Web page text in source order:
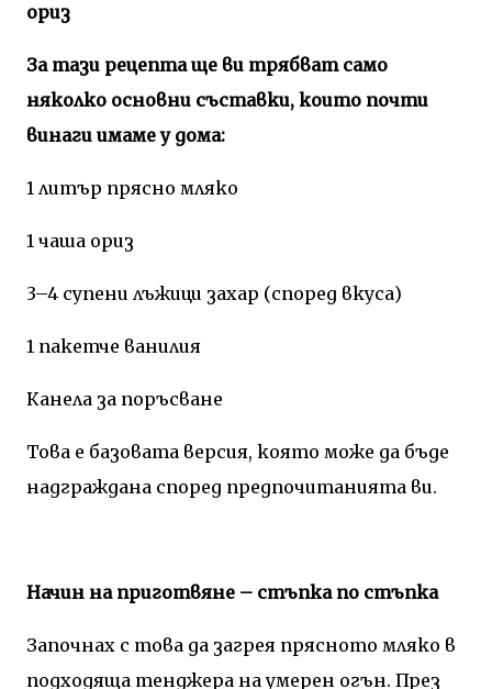
ориз
За тази рецепта ще ви трябват само
няколко основни съставки, които почти
винаги имаме у дома:
1 литър прясно мляко
1 чаша ориз
3–4 супени лъжици захар (според вкуса)
1 пакетче ванилия
Канела за поръсване
Това е базовата версия, която може да бъде
надграждана според предпочитанията ви.
Начин на приготвяне – стъпка по стъпка
Започнах с това да загрея прясното мляко в
подходяща тенджера на умерен огън. През